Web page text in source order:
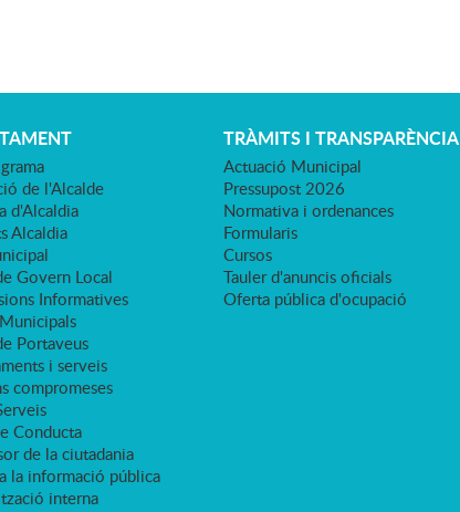
de l'Alcalde
d'Alcaldia
Alcaldia
Govern Local
Informatives
Portaveus
i serveis
compromeses
Conducta
de la ciutadania
la informació pública
interna
TRÀMITS I TRANSPARÈNCIA
Actuació Municipal
Pressupost 2026
Normativa i ordenances
Formularis
Cursos
Tauler d'anuncis oficials
Oferta pública d'ocupació